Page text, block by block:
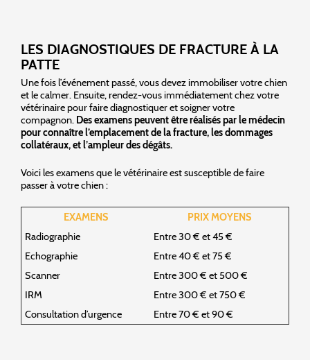
LES DIAGNOSTIQUES DE FRACTURE À LA
PATTE
Une fois l’événement passé, vous devez immobiliser votre chien
et le calmer. Ensuite, rendez-vous immédiatement chez votre
vétérinaire pour faire diagnostiquer et soigner votre
compagnon. Des examens peuvent être réalisés par le médecin
pour connaître l’emplacement de la fracture, les dommages
collatéraux, et l’ampleur des dégâts.
Voici les examens que le vétérinaire est susceptible de faire
passer à votre chien :
EXAMENS
PRIX MOYENS
Radiographie
Entre 30 € et 45 €
Echographie
Entre 40 € et 75 €
Scanner
Entre 300 € et 500 €
IRM
Entre 300 € et 750 €
Consultation d’urgence
Entre 70 € et 90 €